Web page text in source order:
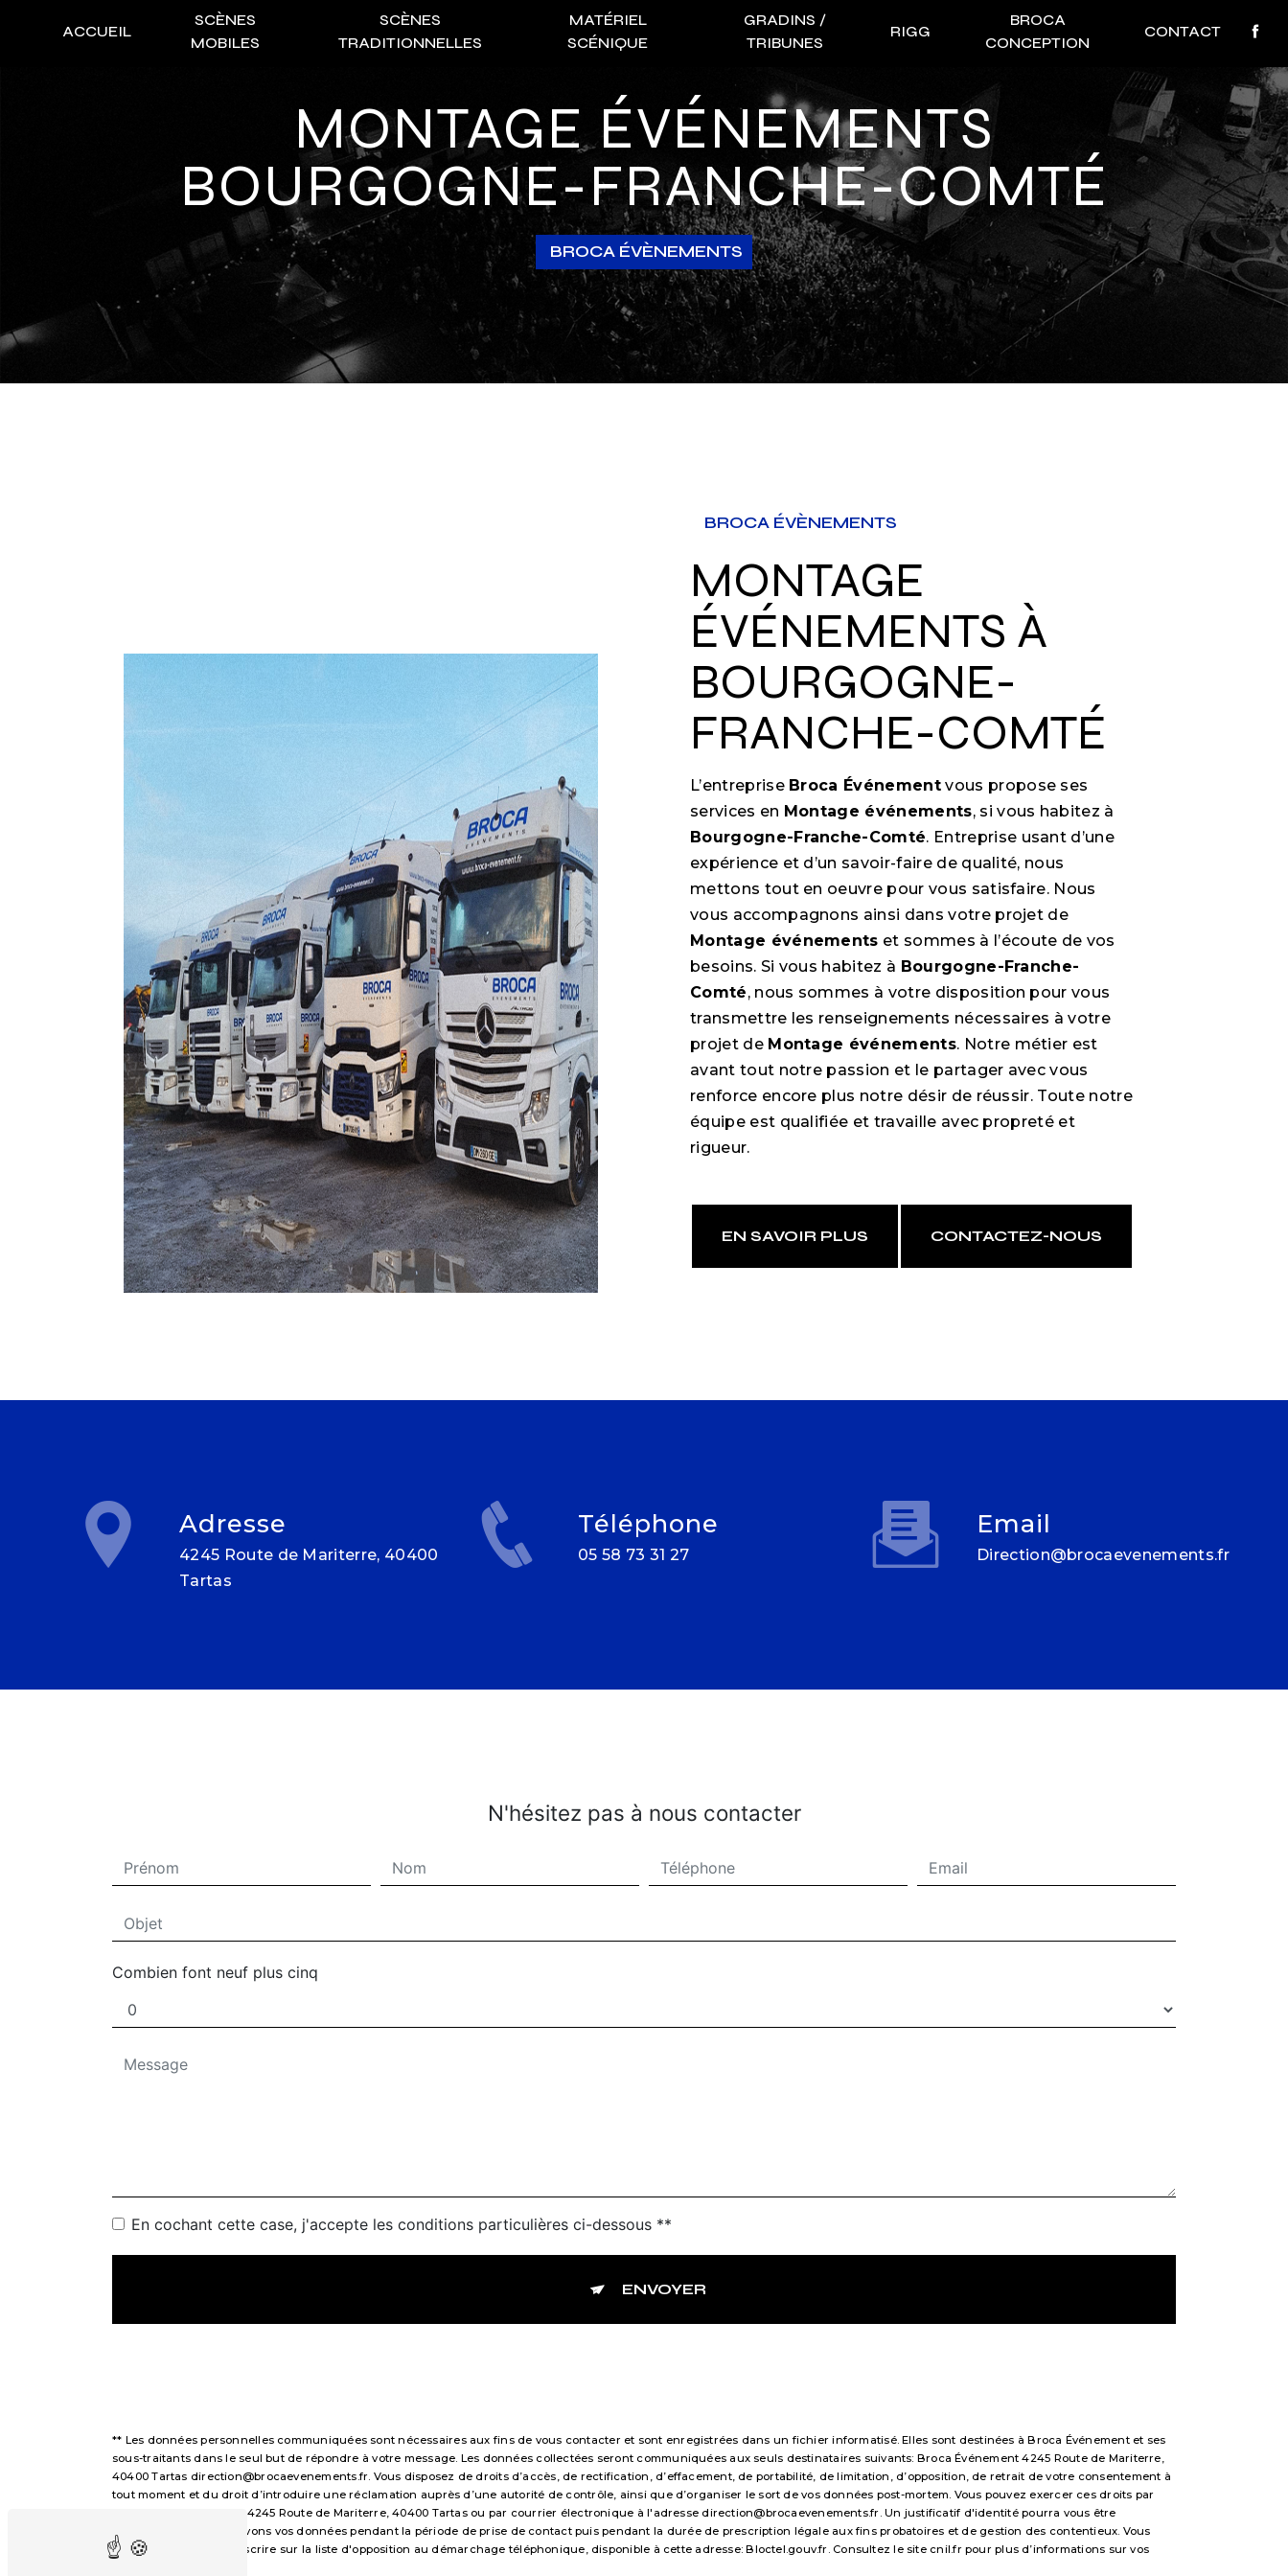
ACCUEIL
SCÈNES
MOBILES
SCÈNES
TRADITIONNELLES
MATÉRIEL
SCÉNIQUE
GRADINS /
TRIBUNES
RIGG
BROCA
CONCEPTION
CONTACT
MONTAGE ÉVÉNEMENTS
BOURGOGNE-FRANCHE-COMTÉ
BROCA ÉVÈNEMENTS
BROCA ÉVÈNEMENTS
MONTAGE
ÉVÉNEMENTS À
BOURGOGNE-
FRANCHE-COMTÉ
L’entreprise Broca Événementvous propose ses
services en Montage événements, si vous habitez à
Bourgogne-Franche-Comté. Entreprise usant d’une
expérience et d’un savoir-faire de qualité, nous
mettons tout en oeuvre pour vous satisfaire. Nous
vous accompagnons ainsi dans votre projet de
Montage événements et sommes à l’écoute de vos
besoins. Si vous habitez à Bourgogne-Franche-
Comté, nous sommes à votre disposition pour vous
transmettre les renseignements nécessaires à votre
projet de Montage événements. Notre métier est
avant tout notre passion et le partager avec vous
renforce encore plus notre désir de réussir. Toute notre
équipe est qualifiée et travaille avec propreté et
rigueur.
EN SAVOIR PLUS CONTACTEZ-NOUS
Adresse
4245 Route de Mariterre, 40400
Tartas
Téléphone
05 58 73 31 27
Email
direction@brocaevenements.fr
N'hésitez pas à nous contacter
Combien font neuf plus cinq
En cochant cette case, j'accepte les conditions particulières ci-dessous **
ENVOYER
** Les données personnelles communiquées sont nécessaires aux fins de vous contacter et sont enregistrées dans un fichier informatisé. Elles sont destinées à Broca Événement et ses
sous-traitants dans le seul but de répondre à votre message. Les données collectées seront communiquées aux seuls destinataires suivants: Broca Événement 4245 Route de Mariterre,
40400 Tartas direction@brocaevenements.fr. Vous disposez de droits d’accès, de rectification, d’effacement, de portabilité, de limitation, d’opposition, de retrait de votre consentement à
tout moment et du droit d’introduire une réclamation auprès d’une autorité de contrôle, ainsi que d’organiser le sort de vos données post-mortem. Vous pouvez exercer ces droits par
voie postale à l'adresse 4245 Route de Mariterre, 40400 Tartas ou par courrier électronique à l'adresse direction@brocaevenements.fr. Un justificatif d'identité pourra vous être
demandé. Nous conservons vos données pendant la période de prise de contact puis pendant la durée de prescription légale aux fins probatoires et de gestion des contentieux. Vous
avez le droit de vous inscrire sur la liste d'opposition au démarchage téléphonique, disponible à cette adresse:
Bloctel.gouv.fr. Consultez le site cnil.fr pour plus d’informations sur vos
Panneau de gestion des cookies